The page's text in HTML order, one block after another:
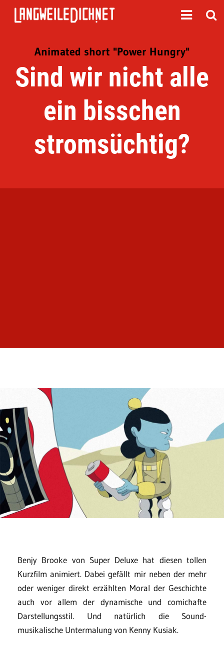
Animated short "Power Hungry"
Sind wir nicht alle
ein bisschen
stromsüchtig?
Benjy Brooke von Super Deluxe hat diesen tollen
Kurzfilm animiert. Dabei gefällt mir neben der mehr
oder weniger direkt erzählten Moral der Geschichte
auch vor allem der dynamische und comichafte
Darstellungsstil. Und natürlich die Sound-
musikalische Untermalung von Kenny Kusiak.